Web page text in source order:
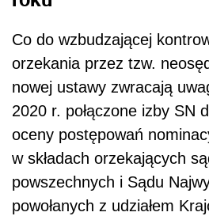
Co do wzbudzającej
orzekania przez tzw.
nowej ustawy zwracają
2020 r. połączone izby SN
oceny postępowań
w składach orzekających
powszechnych i Sądu
powołanych z udziałem